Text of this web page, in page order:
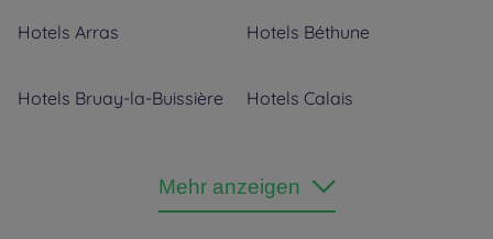
Hotels Arras Hotels Béthune
Hotels Bruay-la-Buissière Hotels Calais
Béthune
Mehr anzeigen